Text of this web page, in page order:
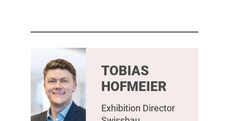
TOBIAS
HOFMEIER
Exhibition Director